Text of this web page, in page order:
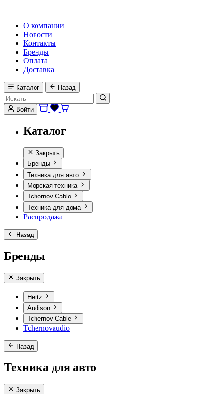
О компании
Новости
Контакты
Бренды
Оплата
Доставка
Каталог Назад
Войти
Каталог
Закрыть
Бренды
Техника для авто
Морская техника
Tchernov Cable
Техника для дома
Распродажа
Назад
Бренды
Закрыть
Hertz
Audison
Tchernov Cable
Tchernovaudio
Назад
Техника для авто
Закрыть